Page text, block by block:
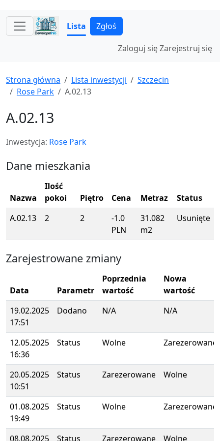
Lista Zgłoś
Zaloguj sięZarejestruj się
Strona główna Lista inwestycji
Szczecin
Rose Park
A.02.13
A.02.13
Inwestycja: Rose Park
Dane mieszkania
Nazwa
Ilość
pokoi
Piętro Cena Metraz
Status
A.02.13
2 2
-1.0
PLN
31.082
m2
Usunięte
Zarejestrowane zmiany
Data Parametr
Poprzednia
wartość
Nowa
wartość
19.02.2025
17:51
Dodano N/A N/A
12.05.2025
16:36
Status Wolne Zarezerowane
20.05.2025
10:51
Status Zarezerowane Wolne
01.08.2025
19:49
Status Wolne Zarezerowane
08.08.2025 Status Zarezerowane Wolne